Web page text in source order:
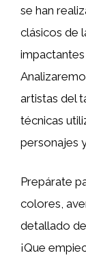
se han
clásicos de
artistas del
técnicas
personajes
Prepárate
colores,
detallado
¡Que